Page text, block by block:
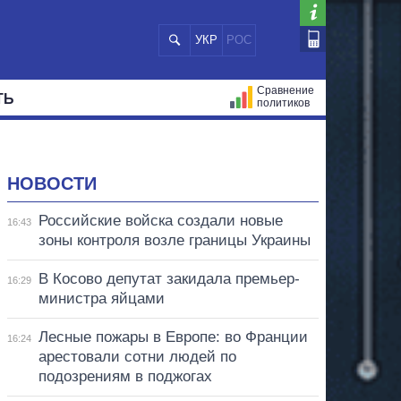
УКР РОС
Сравнение
политиков
НОВОСТИ
16:43
Российские войска создали новые
зоны контроля возле границы Украины
16:29
В Косово депутат закидала премьер-
министра яйцами
16:24
Лесные пожары в Европе: во Франции
арестовали сотни людей по
подозрениям в поджогах